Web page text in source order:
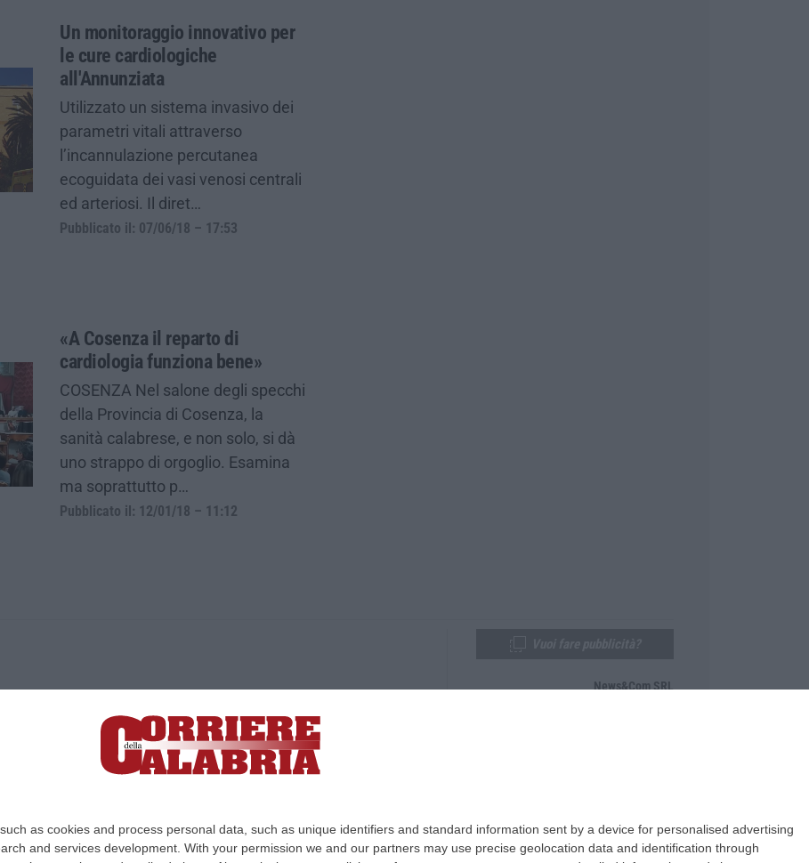
as cookies and process personal data, such as unique identifiers and standard information sent by a device for personalised advertising
and services development. With your permission we and our partners may use precise geolocation data and identification through
Un monitoraggio innovativo per
le cure cardiologiche
all'Annunziata
Utilizzato un sistema invasivo dei
parametri vitali attraverso
l’incannulazione percutanea
ecoguidata dei vasi venosi centrali
ed arteriosi. Il diret…
Pubblicato il: 07/06/18 – 17:53
«A Cosenza il reparto di
cardiologia funziona bene»
COSENZA Nel salone degli specchi
della Provincia di Cosenza, la
sanità calabrese, e non solo, si dà
uno strappo di orgoglio. Esamina
ma soprattutto p…
Pubblicato il: 12/01/18 – 11:12
Lamezia Terme (CZ)
Direttore responsabile Paola Militano |Privacy
News&Com SRL